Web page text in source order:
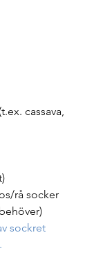
cassava,
rå socker
sockret